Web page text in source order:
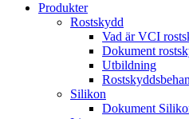
Produkter
Rostskydd
Vad är VCI
Dokument
Utbildning
Silikon
Dokument